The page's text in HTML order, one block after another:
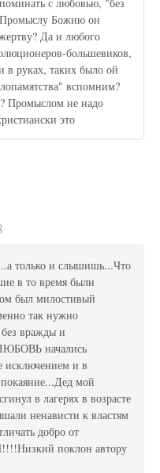
Промыслу Божию он
Да и любого
большевиков,
в руках, таких было ой
вспомним?
Промыслом не надо
это
только и слышишь...Что
в то время были
был милостивый
так нужно
вражды и
начались
исключением и в
мой
в лагерях в возрасте
ненависти к властям
добро от
поклон автору